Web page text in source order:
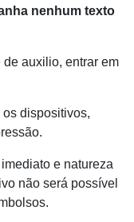
nenhum texto
auxilio, entrar em
dispositivos,
e natureza
não será possível